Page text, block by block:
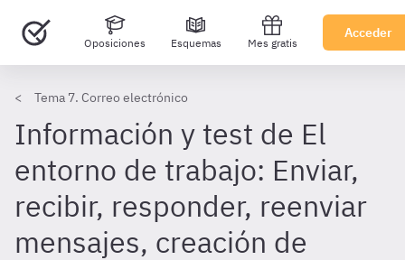
Oposiciones Esquemas Mes gratis
Acceder
Tema 7. Correo electrónico
Información y test de El
entorno de trabajo: Enviar,
recibir, responder, reenviar
mensajes, creación de